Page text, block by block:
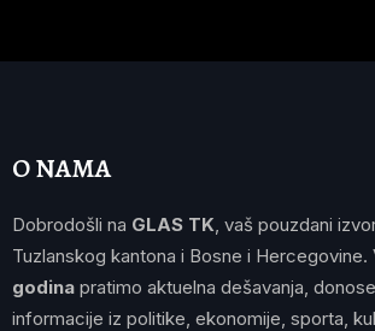
O NAMA
Dobrodošli na GLAS TK , vaš pouzdani
Tuzlanskog kantona i Bosne i Hercegovine.
godina pratimo aktuelna dešavanja,
informacije iz politike, ekonomije, sporta,